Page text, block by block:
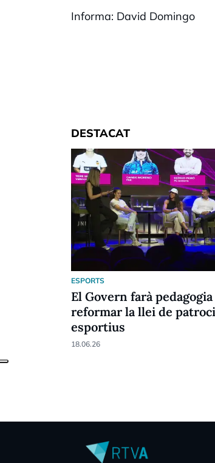
Informa: David Domingo
DESTACAT
ESPORTS
El Govern farà
reformar la llei de
esportius
18.06.26